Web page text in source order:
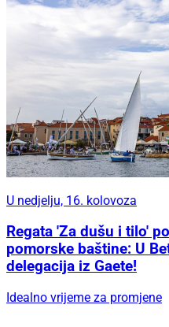
U nedjelju, 16. kolovoza
Regata 'Za dušu i tilo'
pomorske baštine: U
delegacija iz Gaete!
Idealno vrijeme za promjene